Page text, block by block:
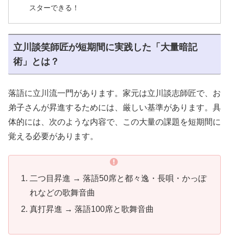
スターできる！
立川談笑師匠が短期間に実践した「大量暗記
術」とは？
落語に立川流一門があります。家元は立川談志師匠で、お
弟子さんが昇進するためには、厳しい基準があります。具
体的には、次のような内容で、この大量の課題を短期間に
覚える必要があります。
二つ目昇進 → 落語50席と都々逸・長唄・かっぽ
れなどの歌舞音曲
真打昇進 → 落語100席と歌舞音曲